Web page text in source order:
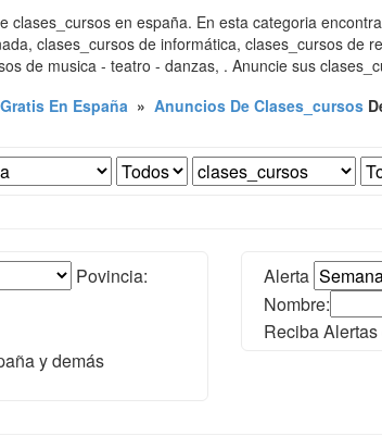
clases_cursos en españa. En esta categoria
clases_cursos de informática, clases_cursos de
de musica - teatro - danzas, . Anuncie sus
En España» Anuncios De Clases_cursos
Povincia:
y demás
Alerta
Nombre:
Reciba